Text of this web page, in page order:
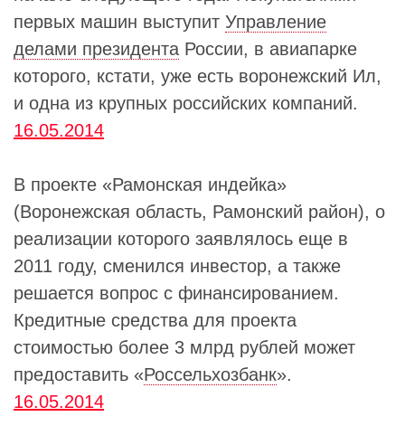
первых машин выступит Управление
делами президента России, в авиапарке
которого, кстати, уже есть воронежский Ил,
и одна из крупных российских компаний.
16.05.2014
В проекте «Рамонская индейка»
(Воронежская область, Рамонский район), о
реализации которого заявлялось еще в
2011 году, сменился инвестор, а также
решается вопрос с финансированием.
Кредитные средства для проекта
стоимостью более 3 млрд рублей может
предоставить «Россельхозбанк».
16.05.2014